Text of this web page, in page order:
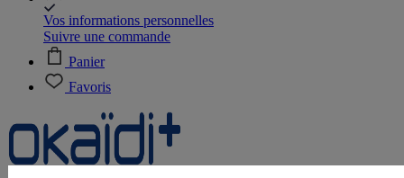
Vos informations personnelles
Suivre une commande
Panier
Favoris